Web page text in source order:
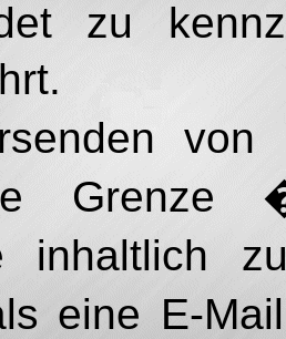
zu
Grenze
inhaltlich
eine E-